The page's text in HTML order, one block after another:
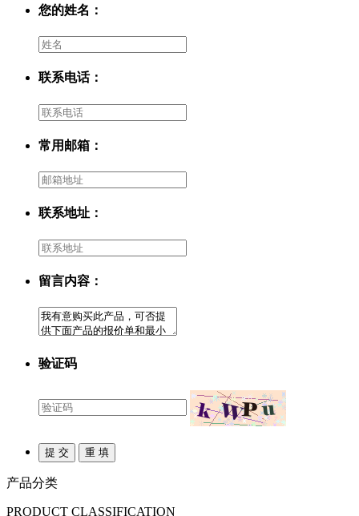
您的姓名：
联系电话：
常用邮箱：
联系地址：
留言内容：
验证码
产品分类
PRODUCT CLASSIFICATION